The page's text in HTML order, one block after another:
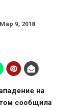
Мар 9, 2018
на
сообщила